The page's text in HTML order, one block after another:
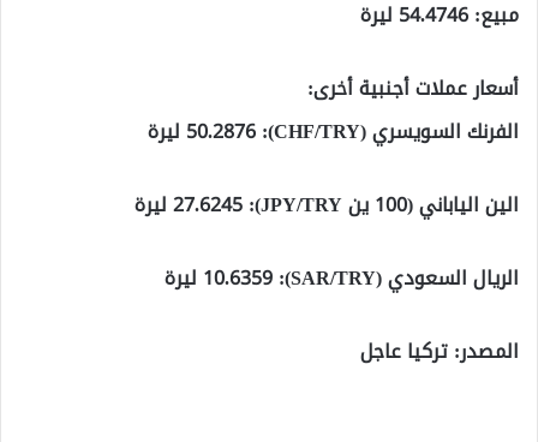
مبيع: 54.4746 ليرة
أسعار عملات أجنبية أخرى:
الفرنك السويسري (CHF/TRY): 50.2876 ليرة
الين الياباني (100 ين JPY/TRY): 27.6245 ليرة
الريال السعودي (SAR/TRY): 10.6359 ليرة
المصدر: تركيا عاجل